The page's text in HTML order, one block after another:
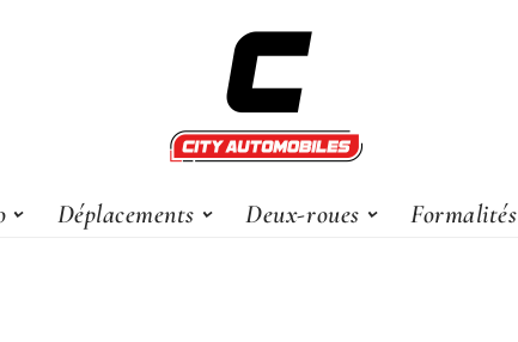
Déplacements Deux-roues Formalités